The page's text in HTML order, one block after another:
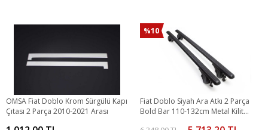
OMSA Fiat Doblo Krom Sürgülü Kapı
Çıtası 2 Parça 2010-2021 Arası
%10
Fiat Doblo Siyah Ara Atkı 2 Parça
Bold Bar 110-132cm Metal Kilit